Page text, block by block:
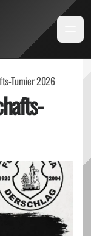
Turnier 2026